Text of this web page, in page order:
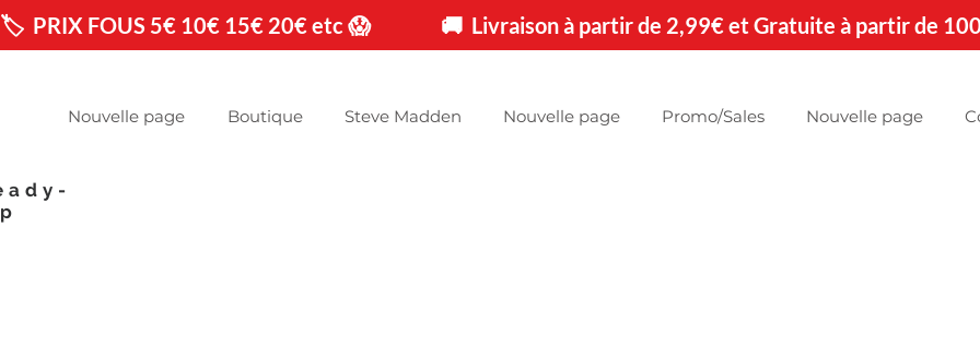
🏷️  PRIX FOUS 5€ 10€ 15€ 20€ etc 😱                🚚  Livraison à partir de 2,99€ et Gratuite à partir de
Nouvelle page Boutique Steve Madden Nouvelle page Promo/Sales Nouvelle page